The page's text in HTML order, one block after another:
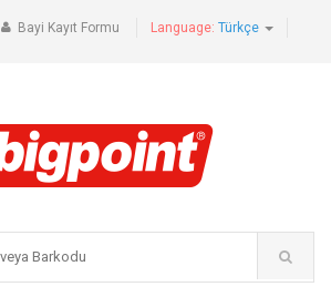
Bayi Kayıt Formu Language: Türkçe